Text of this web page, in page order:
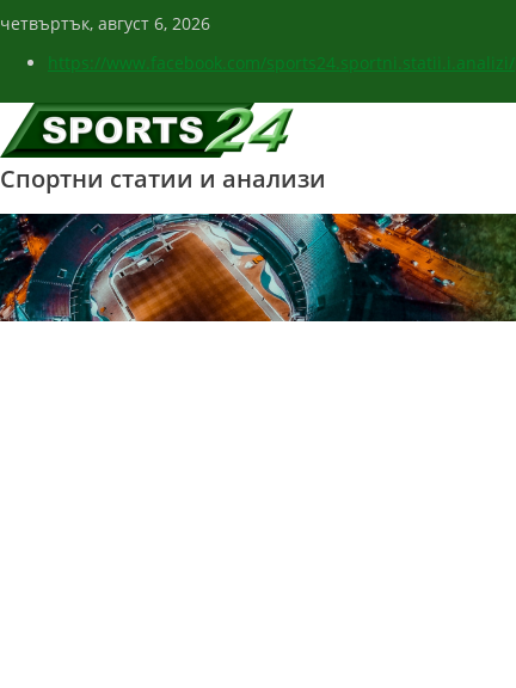
четвъртък, август 6, 2026
https://www.facebook.com/sports24.sportni.statii.i.analizi/
Спортни статии и анализи